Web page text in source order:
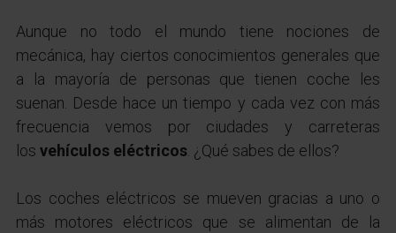
Aunque no todo el mundo tiene nociones de
mecánica, hay ciertos conocimientos generales que
a la mayoría de personas que tienen coche les
suenan. Desde hace un tiempo y cada vez con más
frecuencia vemos por ciudades y carreteras
los vehículos eléctricos. ¿Qué sabes de ellos?
Los coches eléctricos se mueven gracias a uno o
más motores eléctricos que se alimentan de la